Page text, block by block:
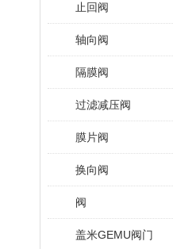
止回阀
轴向阀
隔膜阀
过滤减压阀
膜片阀
换向阀
阀
盖米GEMU阀门